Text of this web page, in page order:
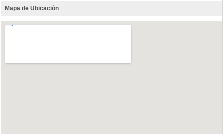
Mapa de Ubicación